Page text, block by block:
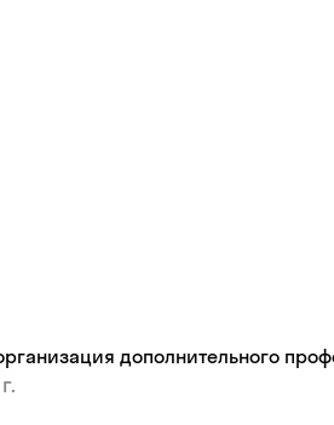
дополнительного